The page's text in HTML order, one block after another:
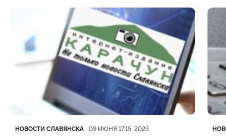
Категория
НОВОСТИ СЛАВЯНСКА
Дата публикации 09 ИЮНЯ 17:15, 2023